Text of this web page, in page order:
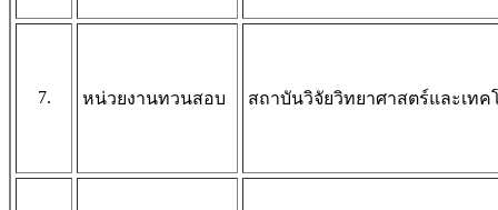
7. หน่วยงานทวนสอบ สถาบันวิจัยวิทยาศาสตร์และเทค